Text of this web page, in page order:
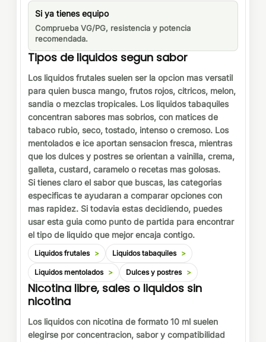
Si ya tienes equipo
Comprueba VG/PG, resistencia y potencia
recomendada.
Tipos de liquidos segun sabor
Los liquidos frutales suelen ser la opcion mas versatil
para quien busca mango, frutos rojos, citricos, melon,
sandia o mezclas tropicales. Los liquidos tabaquiles
concentran sabores mas sobrios, con matices de
tabaco rubio, seco, tostado, intenso o cremoso. Los
mentolados e ice aportan sensacion fresca, mientras
que los dulces y postres se orientan a vainilla, crema,
galleta, custard, caramelo o recetas mas golosas.
Si tienes claro el sabor que buscas, las categorias
especificas te ayudaran a comparar opciones con
mas rapidez. Si todavia estas decidiendo, puedes
usar esta guia como punto de partida para encontrar
el tipo de liquido que mejor encaja contigo.
Liquidos frutales Liquidos tabaquiles
Liquidos mentolados Dulces y postres
Nicotina libre, sales o liquidos sin
nicotina
Los liquidos con nicotina de formato 10 ml suelen
elegirse por concentracion, sabor y compatibilidad